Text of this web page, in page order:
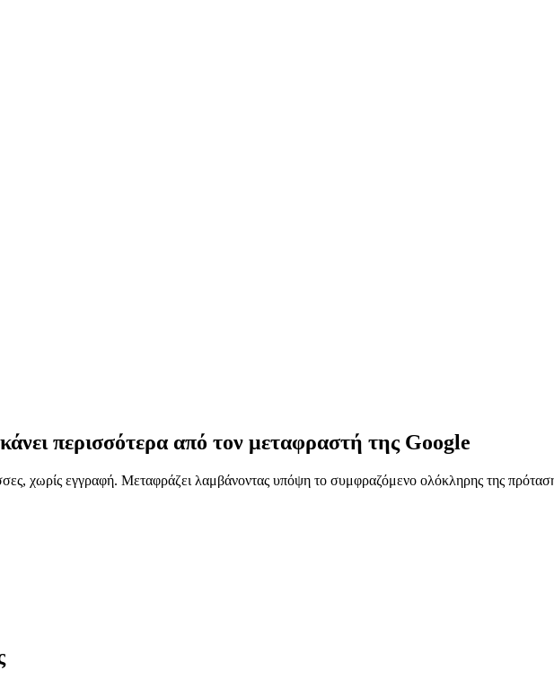
περισσότερα από τον μεταφραστή της Google
χωρίς εγγραφή. Μεταφράζει λαμβάνοντας υπόψη το συμφραζόμενο ολόκληρης της